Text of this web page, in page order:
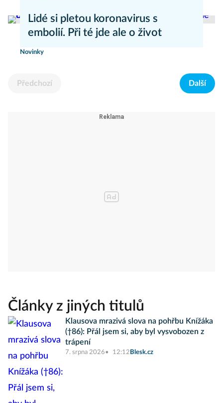
Lidé si pletou koronavirus s
embolií. Při té jde ale o život
Novinky
Předchozí Další
Články z jiných titulů
Klausova mrazivá slova na pohřbu Knížáka
(†86): Přál jsem si, aby byl vysvobozen z
trápení
7. srpna 2026 12:12 Blesk.cz